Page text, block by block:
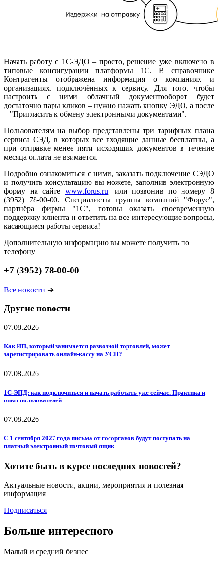
Начать работу с 1С-ЭДО – просто, решение уже включено в
типовые конфигурации платформы 1С. В справочнике
Контрагенты отображена информация о компаниях и
организациях, подключённых к сервису. Для того, чтобы
настроить с ними облачный документооборот будет
достаточно пары кликов – нужно нажать кнопку ЭДО, а после
– "Пригласить к обмену электронными документами".
Пользователям на выбор представлены три тарифных плана
сервиса СЭД, в которых все входящие данные бесплатны, а
при отправке менее пяти исходящих документов в течение
месяца оплата не взимается.
Подробно ознакомиться с ними, заказать подключение СЭДО
и получить консультацию вы можете, заполнив электронную
форму на сайте www.forus.ru, или позвонив по номеру 8
(3952) 78-00-00. Специалисты группы компаний "Форус",
партнёра фирмы "1С", готовы оказать своевременную
поддержку клиента и ответить на все интересующие вопросы,
касающиеся работы сервиса!
Дополнительную информацию вы можете получить по
телефону
+7 (3952) 78-00-00
Все новости ➔
Другие новости
07.08.2026
Как ИП, который занимается развозной торговлей, может
зарегистрировать онлайн-кассу на УСН?
07.08.2026
1С-ЭПД: как подключиться и начать работать уже сейчас. Практика и
опыт пользователей
07.08.2026
С 1 сентября 2027 года письма от госорганов будут поступать на
платный электронный почтовый ящик
Хотите быть в курсе последних новостей?
Актуальные новости, акции, мероприятия и полезная
информация
Подписаться
Больше интересного
Малый и средний бизнес